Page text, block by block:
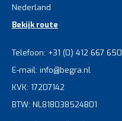
Nederland
Bekijk route
Telefoon: +31 (0) 412 667 650
E-mail: info@begra.nl
KVK: 17207142
BTW: NL818038524B01